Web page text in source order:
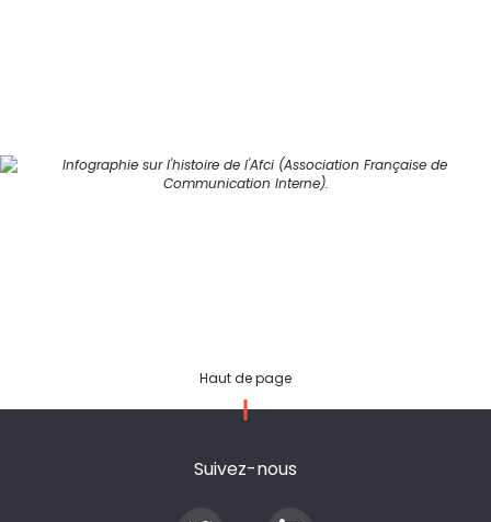
Haut de page
Suivez-nous